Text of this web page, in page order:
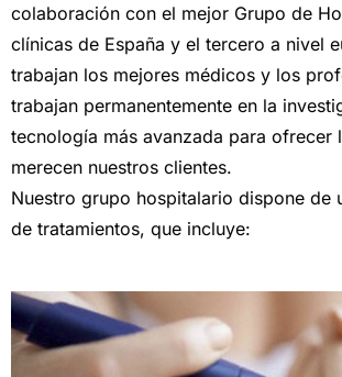
colaboración con el mejor Grupo de
clínicas de España y el tercero a nivel
trabajan los mejores médicos y los
trabajan permanentemente en la
tecnología más avanzada para ofrecer
merecen nuestros clientes.
Nuestro grupo hospitalario dispone de
de tratamientos, que incluye: